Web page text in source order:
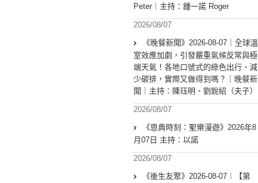
Peter︱主持：鍾一諾 Roger
2026/08/07
《晚餐新聞》2026-08-07｜全球溫
室效應加劇，引發嚴重氣候反常與極
端天氣！各地口號式的綠色出行、減
少碳排，實際又做得到嗎？｜晚餐新
聞｜主持：陳珏明、劉銳紹（夫子）
2026/08/07
《恩典時刻：聖樂漫遊》2026年8
月07日 主持：以諾
2026/08/07
《後生友聚》2026-08-07︱【第